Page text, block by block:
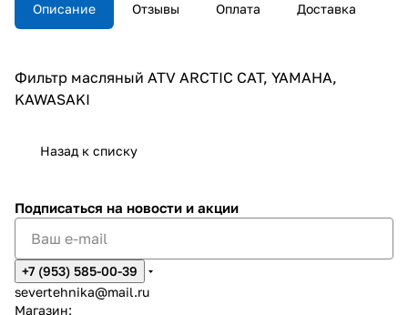
Описание Отзывы Оплата Доставка
Фильтр масляный ATV ARCTIC CAT, YAMAHA,
KAWASAKI
Назад к списку
Подписаться на новости и акции
+7 (953) 585-00-39
severtehnika@mail.ru
Магазин: